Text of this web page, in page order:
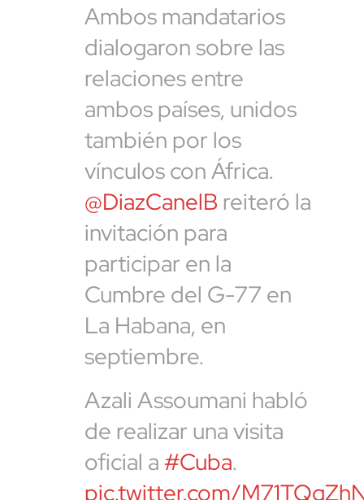
Ambos mandatarios
dialogaron sobre las
relaciones entre
ambos países, unidos
también por los
vínculos con África.
@DiazCanelB reiteró la
invitación para
participar en la
Cumbre del G-77 en
La Habana, en
septiembre.
Azali Assoumani habló
de realizar una visita
oficial a#Cuba.
pic.twitter.com/